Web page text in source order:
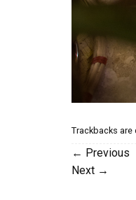
Trackbacks are
← Previous
Next →